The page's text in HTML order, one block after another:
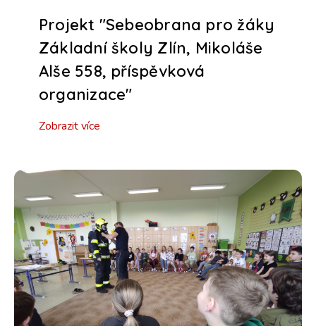
Projekt "Sebeobrana pro žáky
Základní školy Zlín, Mikoláše
Alše 558, příspěvková
organizace"
Zobrazit více